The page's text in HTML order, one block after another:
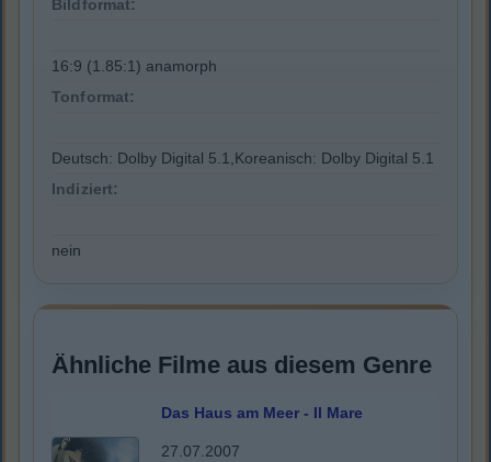
Bildformat:
16:9 (1.85:1) anamorph
Tonformat:
Deutsch: Dolby Digital 5.1,Koreanisch: Dolby Digital 5.1
Indiziert:
nein
Ähnliche Filme aus diesem Genre
Das Haus am Meer - Il Mare
27.07.2007